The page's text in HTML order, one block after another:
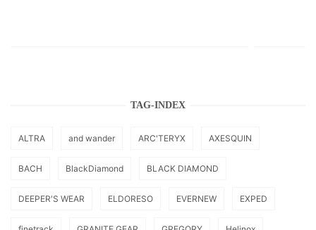
TAG-INDEX
ALTRA and wander ARC'TERYX AXESQUIN
BACH BlackDiamond BLACK DIAMOND
DEEPER'S WEAR ELDORESO EVERNEW EXPED